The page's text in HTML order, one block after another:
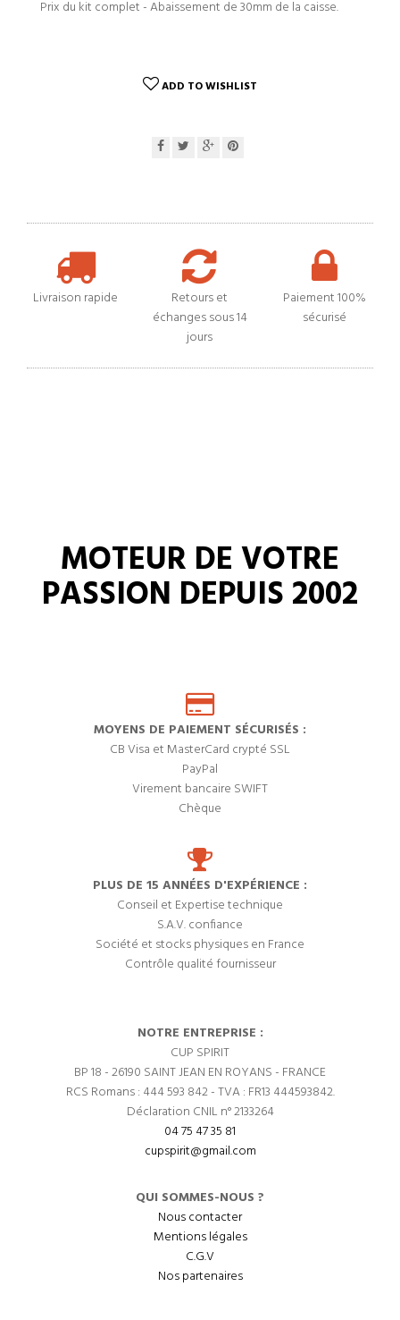
Prix du kit complet - Abaissement de 30mm de la caisse.
ADD TO WISHLIST
Livraison rapide
Retours et
échanges sous 14
jours
Paiement 100%
sécurisé
MOTEUR DE VOTRE
PASSION DEPUIS 2002
MOYENS DE PAIEMENT SÉCURISÉS :
CB Visa et MasterCard crypté SSL
PayPal
Virement bancaire SWIFT
Chèque
PLUS DE 15 ANNÉES D'EXPÉRIENCE :
Conseil et Expertise technique
S.A.V. confiance
Société et stocks physiques en France
Contrôle qualité fournisseur
NOTRE ENTREPRISE :
CUP SPIRIT
BP 18 - 26190 SAINT JEAN EN ROYANS - FRANCE
RCS Romans : 444 593 842 - TVA : FR13 444593842.
Déclaration CNIL n° 2133264
04 75 47 35 81
cupspirit@gmail.com
QUI SOMMES-NOUS ?
Nous contacter
Mentions légales
C.G.V
Nos partenaires